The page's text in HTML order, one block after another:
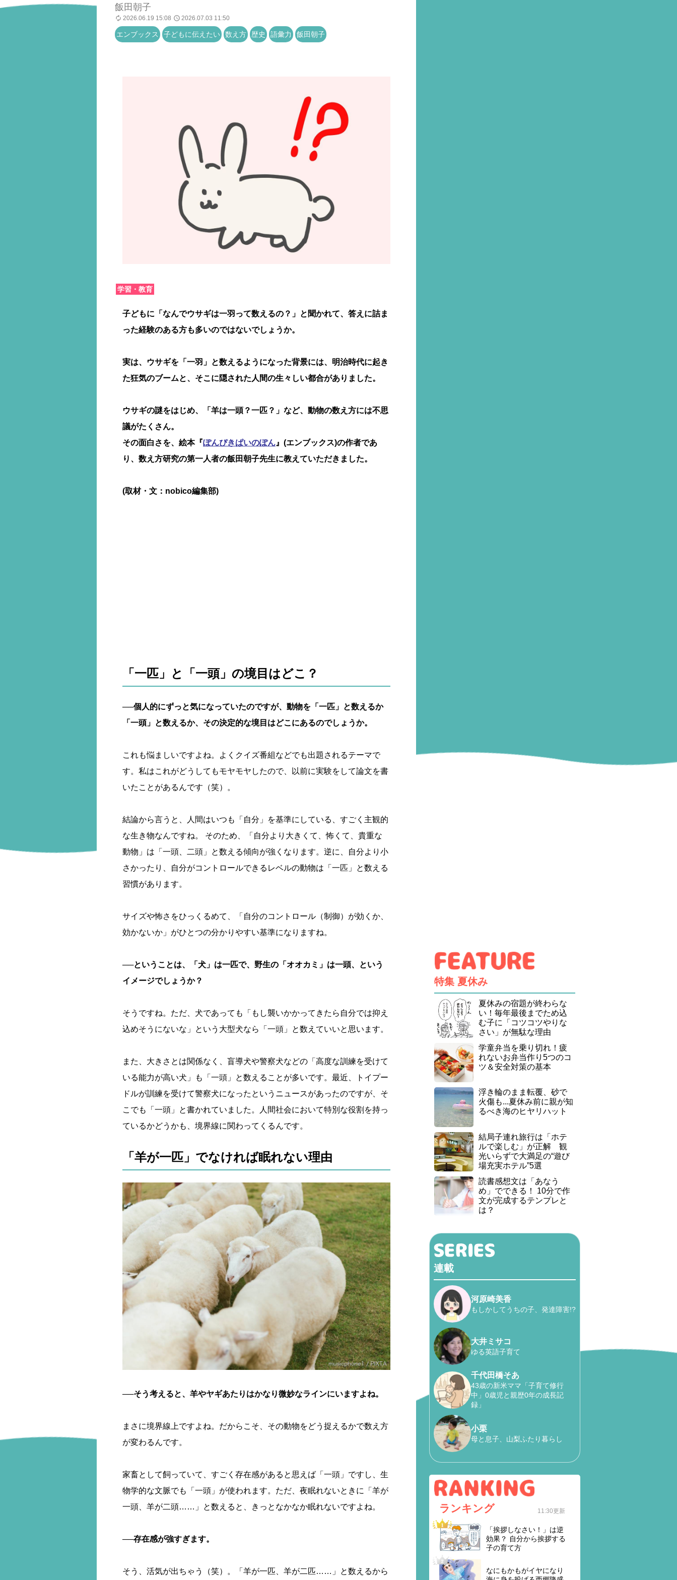
飯田朝子
2026.06.19 15:08 2026.07.03 11:50
エンブックス 子どもに伝えたい 数え方 歴史 語彙力 飯田朝子
学習・教育
子どもに「なんでウサギは一羽って数えるの？」と聞かれて、答えに詰ま
った経験のある方も多いのではないでしょうか。
実は、ウサギを「一羽」と数えるようになった背景には、明治時代に起き
た狂気のブームと、そこに隠された人間の生々しい都合がありました。
ウサギの謎をはじめ、「羊は一頭？一匹？」など、動物の数え方には不思
議がたくさん。
その面白さを、絵本『ぽんぴきぱいのぽん 』(エンブックス)の作者であ
り、数え方研究の第一人者の飯田朝子先生に教えていただきました。
(取材・文：nobico編集部)
「一匹」と「一頭」の境目はどこ？
──個人的にずっと気になっていたのですが、動物を「一匹」と数えるか
「一頭」と数えるか、その決定的な境目はどこにあるのでしょうか。
これも悩ましいですよね。よくクイズ番組などでも出題されるテーマで
す。私はこれがどうしてもモヤモヤしたので、以前に実験をして論文を書
いたことがあるんです（笑）。
結論から言うと、人間はいつも「自分」を基準にしている、すごく主観的
な生き物なんですね。 そのため、「自分より大きくて、怖くて、貴重な
動物」は「一頭、二頭」と数える傾向が強くなります。逆に、自分より小
さかったり、自分がコントロールできるレベルの動物は「一匹」と数える
習慣があります。
サイズや怖さをひっくるめて、「自分のコントロール（制御）が効くか、
効かないか」がひとつの分かりやすい基準になりますね。
──ということは、「犬」は一匹で、野生の「オオカミ」は一頭、という
イメージでしょうか？
そうですね。ただ、犬であっても「もし襲いかかってきたら自分では抑え
込めそうにないな」という大型犬なら「一頭」と数えていいと思います。
また、大きさとは関係なく、盲導犬や警察犬などの「高度な訓練を受けて
いる能力が高い犬」も「一頭」と数えることが多いです。最近、トイプー
ドルが訓練を受けて警察犬になったというニュースがあったのですが、そ
こでも「一頭」と書かれていました。人間社会において特別な役割を持っ
ているかどうかも、境界線に関わってくるんです。
「羊が一匹」でなければ眠れない理由
──そう考えると、羊やヤギあたりはかなり微妙なラインにいますよね。
まさに境界線上ですよね。だからこそ、その動物をどう捉えるかで数え方
が変わるんです。
家畜として飼っていて、すごく存在感があると思えば「一頭」ですし、生
物学的な文脈でも「一頭」が使われます。ただ、夜眠れないときに「羊が
一頭、羊が二頭……」と数えると、きっとなかなか眠れないですよね。
──存在感が強すぎます。
そう、活気が出ちゃう（笑）。「羊が一匹、羊が二匹……」と数えるから
特集 夏休み
夏休みの宿題が終わらな
い！毎年最後までため込
む子に「コツコツやりな
さい」が無駄な理由
学童弁当を乗り切れ！疲
れないお弁当作り5つのコ
ツ＆安全対策の基本
浮き輪のまま転覆、砂で
火傷も...夏休み前に親が知
るべき海のヒヤリハット
結局子連れ旅行は「ホテ
ルで楽しむ」が正解 観
光いらずで大満足の“遊び
場充実ホテル”5選
読書感想文は「あなう
め」でできる！ 10分で作
文が完成するテンプレと
は？
連載
河原崎美香
もしかしてうちの子、発達障害!?
大井ミサコ
ゆる英語子育て
千代田橋そあ
43歳の新米ママ「子育て修行
中」0歳児と親歴0年の成長記
録」
小栗
母と息子、山梨ふたり暮らし
ランキング 11:30更新
「挨拶しなさい！」は逆
効果？ 自分から挨拶する
子の育て方
なにもかもがイヤになり